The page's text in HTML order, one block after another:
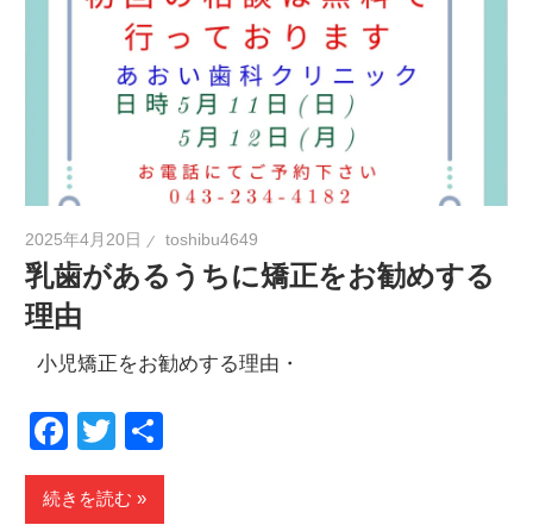
2025年4月20日 toshibu4649
乳歯があるうちに矯正をお勧めする
理由
小児矯正をお勧めする理由・
Facebook
Twitter
有
続きを読む